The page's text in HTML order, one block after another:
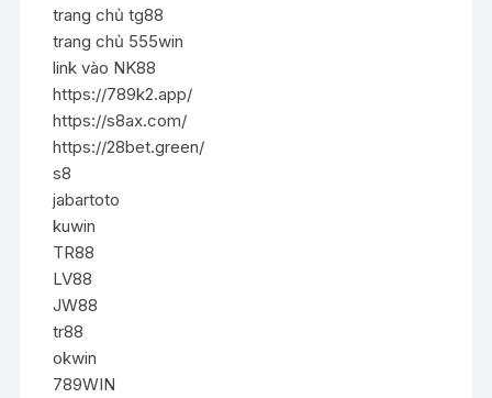
trang chủ tg88
trang chủ 555win
link vào NK88
https://789k2.app/
https://s8ax.com/
https://28bet.green/
s8
jabartoto
kuwin
TR88
LV88
JW88
tr88
okwin
789WIN